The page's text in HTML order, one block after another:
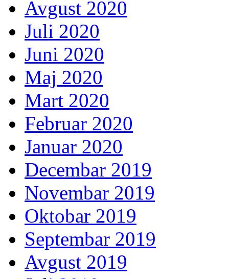
Avgust 2020
Juli 2020
Juni 2020
Maj 2020
Mart 2020
Februar 2020
Januar 2020
Decembar 2019
Novembar 2019
Oktobar 2019
Septembar 2019
Avgust 2019